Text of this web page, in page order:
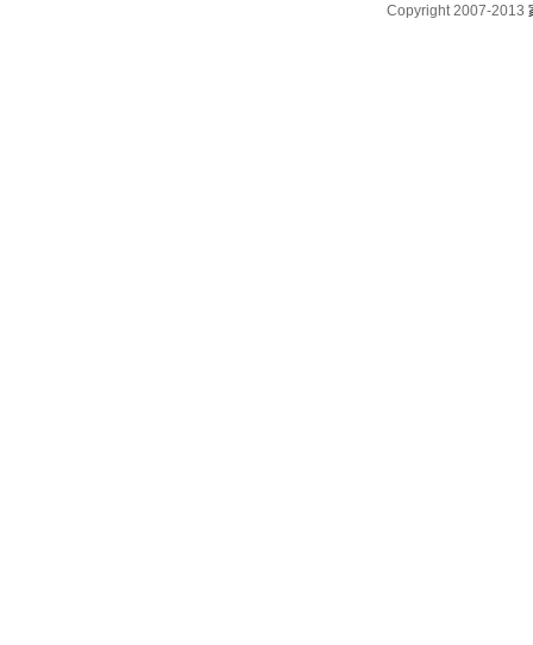
Copyright 2007-2013